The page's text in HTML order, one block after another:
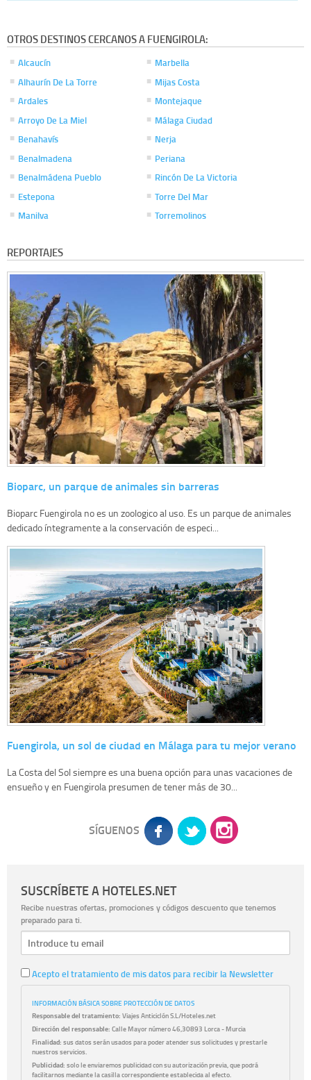
OTROS DESTINOS CERCANOS A FUENGIROLA:
Alcaucín
Alhaurín De La Torre
Ardales
Arroyo De La Miel
Benahavís
Benalmadena
Benalmádena Pueblo
Estepona
Manilva
Marbella
Mijas Costa
Montejaque
Málaga Ciudad
Nerja
Periana
Rincón De La Victoria
Torre Del Mar
Torremolinos
REPORTAJES
Bioparc, un parque de animales sin barreras
Bioparc Fuengirola no es un zoologico al uso. Es un parque de animales
dedicado íntegramente a la conservación de especi...
Fuengirola, un sol de ciudad en Málaga para tu mejor verano
La Costa del Sol siempre es una buena opción para unas vacaciones de
ensueño y en Fuengirola presumen de tener más de 30...
SÍGUENOS
SUSCRÍBETE A HOTELES.NET
Recibe nuestras ofertas, promociones y códigos descuento que tenemos
preparado para ti.
Acepto el tratamiento de mis datos para recibir la Newsletter
INFORMACIÓN BÁSICA SOBRE PROTECCIÓN DE DATOS
Responsable del tratamiento: Viajes Anticiclón S.L/Hoteles.net
Dirección del responsable: Calle Mayor número 46,30893 Lorca - Murcia
Finalidad: sus datos serán usados para poder atender sus solicitudes y prestarle
nuestros servicios.
Publicidad: solo le enviaremos publicidad con su autorización previa, que podrá
facilitarnos mediante la casilla correspondiente establecida al efecto.